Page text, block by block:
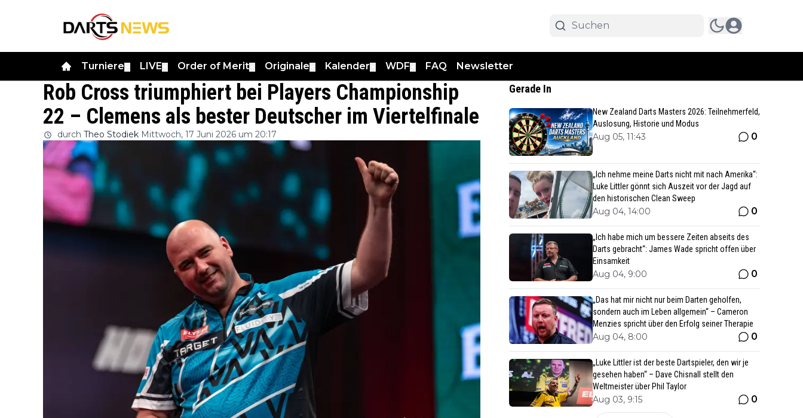
Turniere LIVE Order of Merit Originale Kalender WDF FAQ Newsletter
Rob Cross triumphiert bei Players Championship
22 – Clemens als bester Deutscher im Viertelfinale
durch Theo Stodiek Mittwoch, 17 Juni 2026 um 20:17
Gerade In
New Zealand Darts Masters 2026: Teilnehmerfeld,
Auslosung, Historie und Modus
Aug 05, 11:43 0
„Ich nehme meine Darts nicht mit nach Amerika“:
Luke Littler gönnt sich Auszeit vor der Jagd auf
den historischen Clean Sweep
Aug 04, 14:00 0
„Ich habe mich um bessere Zeiten abseits des
Darts gebracht“: James Wade spricht offen über
Einsamkeit
Aug 04, 9:00 0
„Das hat mir nicht nur beim Darten geholfen,
sondern auch im Leben allgemein“ – Cameron
Menzies spricht über den Erfolg seiner Therapie
Aug 04, 8:00 0
„Luke Littler ist der beste Dartspieler, den wir je
gesehen haben“ – Dave Chisnall stellt den
Weltmeister über Phil Taylor
Aug 03, 9:15 0